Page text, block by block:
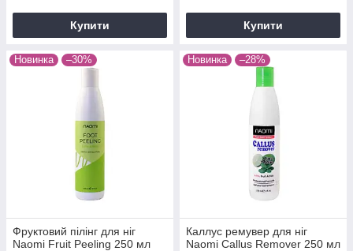
Купити Купити
Новинка –30%
Фруктовий пілінг для ніг
Naomi Fruit Peeling 250 мл
Новинка –28%
Каллус ремувер для ніг
Naomi Callus Remover 250 мл